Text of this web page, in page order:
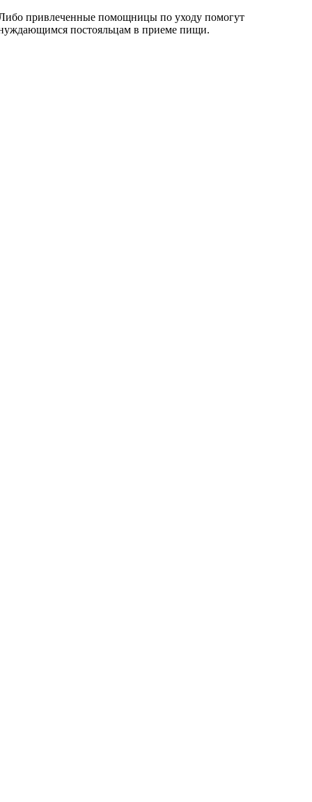
привлеченные помощницы по уходу помогут
постояльцам в приеме пищи.